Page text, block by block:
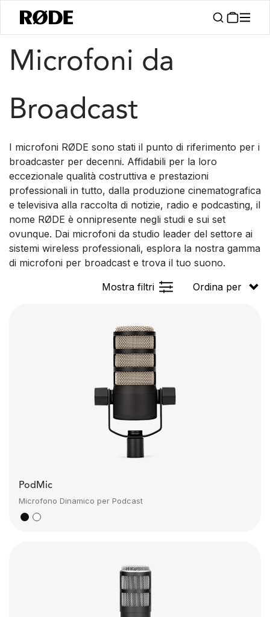
Prodotti / Microfoni
Microfoni da
Broadcast
I microfoni RØDE sono stati il punto di riferimento per i
broadcaster per decenni. Affidabili per la loro
eccezionale qualità costruttiva e prestazioni
professionali in tutto, dalla produzione cinematografica
e televisiva alla raccolta di notizie, radio e podcasting, il
nome RØDE è onnipresente negli studi e sui set
ovunque. Dai microfoni da studio leader del settore ai
sistemi wireless professionali, esplora la nostra gamma
di microfoni per broadcast e trova il tuo suono.
Mostra filtri
Ordina per
PodMic
Microfono Dinamico per Podcast